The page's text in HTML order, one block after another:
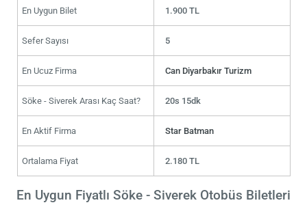
En Uygun Bilet 1.900 TL
Sefer Sayısı 5
En Ucuz Firma Can Diyarbakır Turizm
Söke - Siverek Arası Kaç Saat? 20s 15dk
En Aktif Firma Star Batman
Ortalama Fiyat 2.180 TL
En Uygun Fiyatlı Söke - Siverek Otobüs Biletleri